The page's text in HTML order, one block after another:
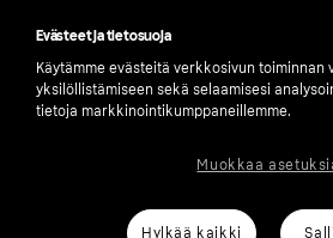
number: 556737-0431
Evästeet ja tietosuoja
Käytämme evästeitä verkkosivun toiminnan
yksilöllistämiseen sekä selaamisesi
tietoja markkinointikumppaneillemme.
Hylkää kaikki
Muokkaa